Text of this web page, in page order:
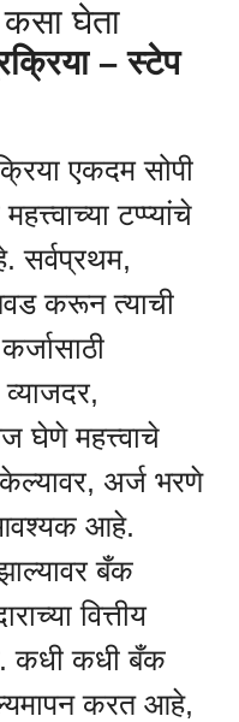
घेता
– स्टेप
एकदम सोपी
टप्प्यांचे
करून त्याची
घेणे महत्त्वाचे
अर्ज भरणे
आहे.
बँक
वित्तीय
कधी कधी बँक
करत आहे,